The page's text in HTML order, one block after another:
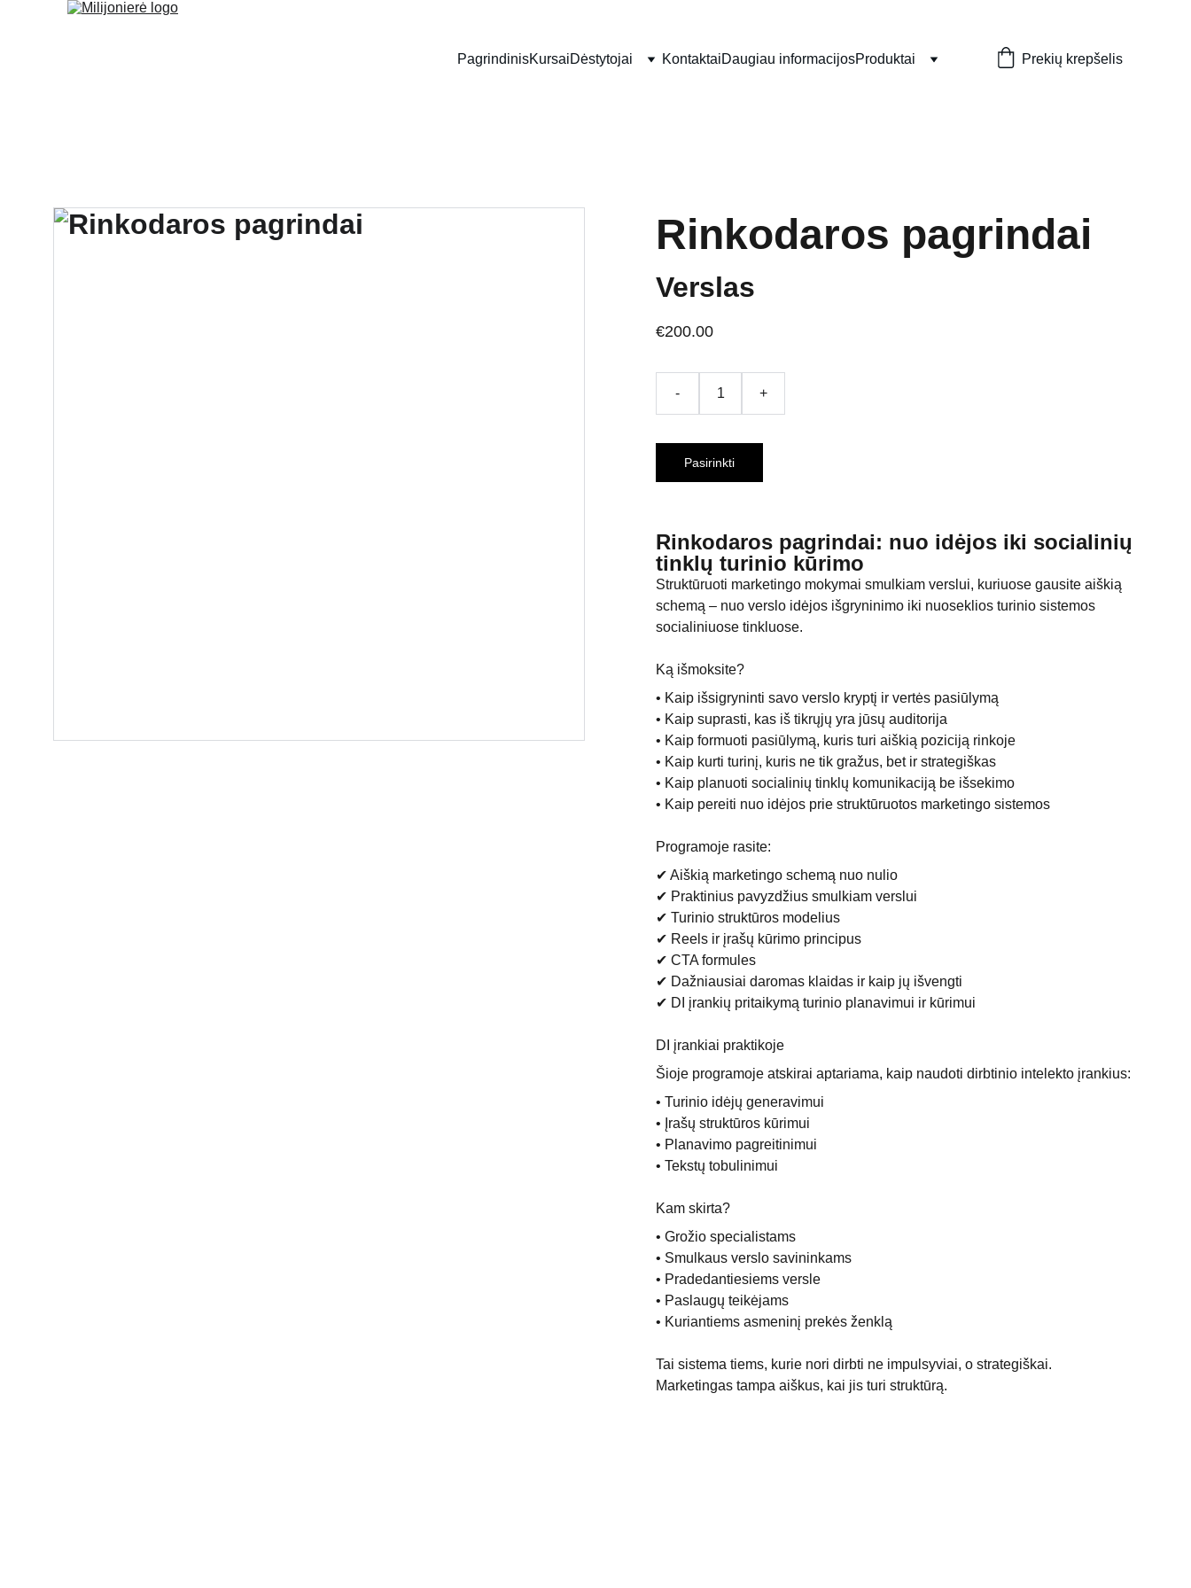
PagrindinisKursaiDėstytojai KontaktaiDaugiau informacijosProduktai Prekių krepšelis
Rinkodaros pagrindai
Verslas
€200.00
- +
Pasirinkti
Rinkodaros pagrindai: nuo idėjos iki socialinių
tinklų turinio kūrimo
Struktūruoti marketingo mokymai smulkiam verslui, kuriuose gausite aiškią
schemą – nuo verslo idėjos išgryninimo iki nuoseklios turinio sistemos
socialiniuose tinkluose.
Ką išmoksite?
• Kaip išsigryninti savo verslo kryptį ir vertės pasiūlymą
• Kaip suprasti, kas iš tikrųjų yra jūsų auditorija
• Kaip formuoti pasiūlymą, kuris turi aiškią poziciją rinkoje
• Kaip kurti turinį, kuris ne tik gražus, bet ir strategiškas
• Kaip planuoti socialinių tinklų komunikaciją be išsekimo
• Kaip pereiti nuo idėjos prie struktūruotos marketingo sistemos
Programoje rasite:
✔ Aiškią marketingo schemą nuo nulio
✔ Praktinius pavyzdžius smulkiam verslui
✔ Turinio struktūros modelius
✔ Reels ir įrašų kūrimo principus
✔ CTA formules
✔ Dažniausiai daromas klaidas ir kaip jų išvengti
✔ DI įrankių pritaikymą turinio planavimui ir kūrimui
DI įrankiai praktikoje
Šioje programoje atskirai aptariama, kaip naudoti dirbtinio intelekto įrankius:
• Turinio idėjų generavimui
• Įrašų struktūros kūrimui
• Planavimo pagreitinimui
• Tekstų tobulinimui
Kam skirta?
• Grožio specialistams
• Smulkaus verslo savininkams
• Pradedantiesiems versle
• Paslaugų teikėjams
• Kuriantiems asmeninį prekės ženklą
Tai sistema tiems, kurie nori dirbti ne impulsyviai, o strategiškai.
Marketingas tampa aiškus, kai jis turi struktūrą.